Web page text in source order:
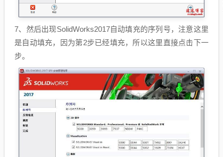
7、然后出现SolidWorks2017自动填充的序列号，注意这里
是自动填充，因为第2步已经填充，所以这里直接点击下一
步。